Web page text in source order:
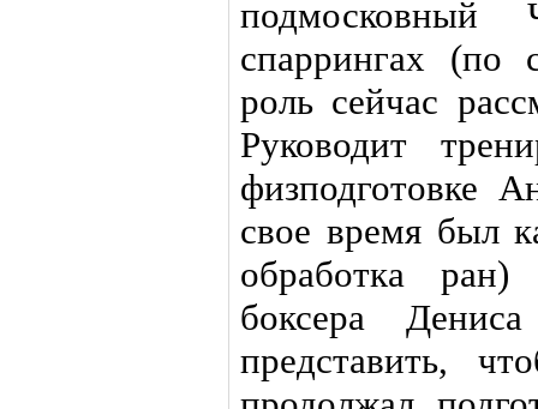
спаррингах (по
роль сейчас
Руководит
физподготовке
свое время был
обработка ран)
боксера
представить,